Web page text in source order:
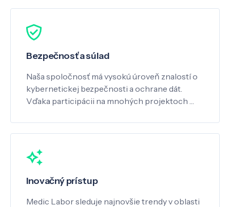
Bezpečnosť a súlad
Naša spoločnosť má vysokú úroveň znalostí o
kybernetickej bezpečnosti a ochrane dát.
Vďaka participácii na mnohých projektoch …
Inovačný prístup
Medic Labor sleduje najnovšie trendy v oblasti